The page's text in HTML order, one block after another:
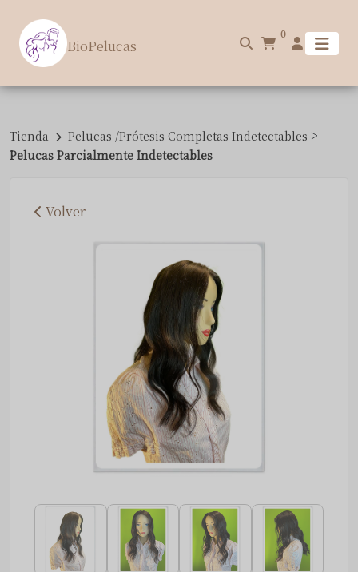
BioPelucas
0
Tienda Pelucas /Prótesis Completas Indetectables >
Pelucas Parcialmente Indetectables
Volver